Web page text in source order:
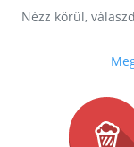
Nézz körül,